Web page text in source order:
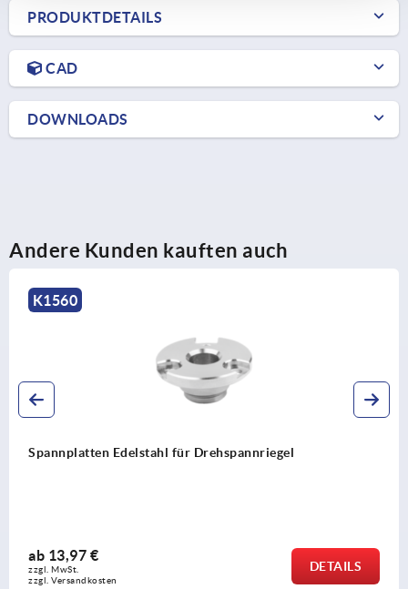
PRODUKTDETAILS
CAD
DOWNLOADS
Andere Kunden kauften auch
Edelstahl für Drehspannriegel
€